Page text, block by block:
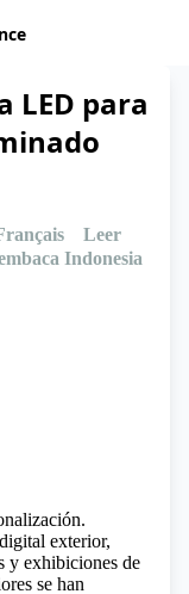
LED para
Leer
Indonesia
exterior,
y exhibiciones de
se han